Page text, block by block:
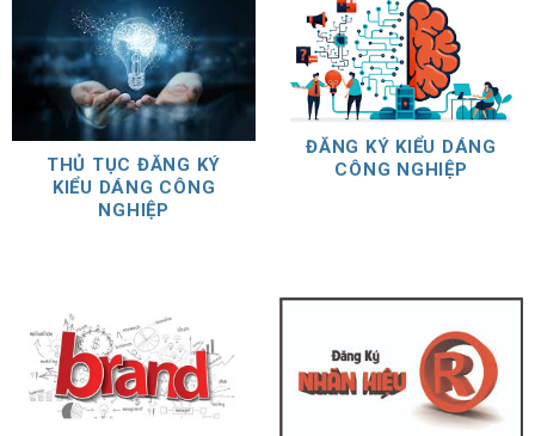
THỦ TỤC ĐĂNG KÝ
KIỂU DÁNG CÔNG
NGHIỆP
ĐĂNG KÝ KIỂU DÁNG
CÔNG NGHIỆP